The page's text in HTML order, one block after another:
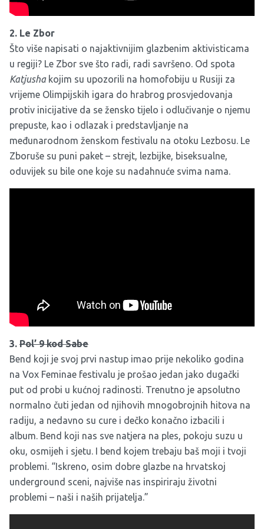
usamljeni u svojem svakodnevnom lezbijstvu.
2. Le Zbor
Što više napisati o najaktivnijim glazbenim aktivisticama
u regiji? Le Zbor sve što radi, radi savršeno. Od spota
Katjushakojim su upozorili na homofobiju u Rusiji za
vrijeme Olimpijskih igara do hrabrog prosvjedovanja
protiv inicijative da se žensko tijelo i odlučivanje o njemu
prepuste, kao i odlazak i predstavljanje na
međunarodnom ženskom festivalu na otoku Lezbosu. Le
Zboruše su puni paket – strejt, lezbijke, biseksualne,
oduvijek su bile one koje su nadahnuće svima nama.
3. Pol’ 9 kod Sabe
Bend koji je svoj prvi nastup imao prije nekoliko godina
na Vox Feminae festivalu je prošao jedan jako dugački
put od probi u kućnoj radinosti. Trenutno je apsolutno
normalno čuti jedan od njihovih mnogobrojnih hitova na
radiju, a nedavno su cure i dečko konačno izbacili i
album. Bend koji nas sve natjera na ples, pokoju suzu u
oku, osmijeh i sjetu. I bend kojem trebaju baš moji i tvoji
problemi. “Iskreno, osim dobre glazbe na hrvatskoj
underground sceni, najviše nas inspiriraju životni
problemi – naši i naših prijatelja.”